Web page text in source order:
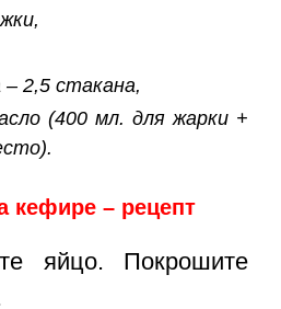
2,5 стакана,
(400 мл. для жарки +
кефире – рецепт
яйцо. Покрошите